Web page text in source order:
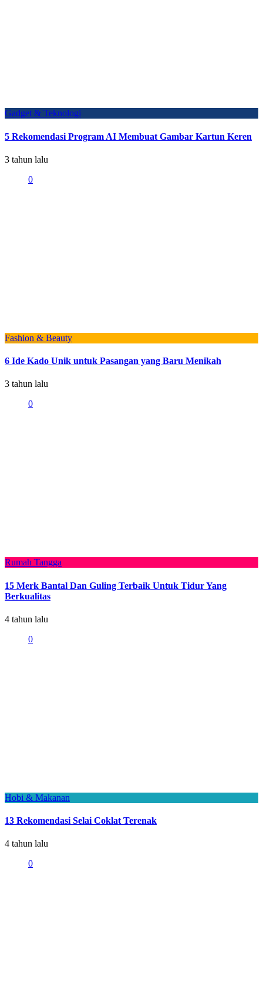
Gadget & Teknologi
5 Rekomendasi Program AI Membuat Gambar Kartun Keren
3 tahun lalu
0
Fashion & Beauty
6 Ide Kado Unik untuk Pasangan yang Baru Menikah
3 tahun lalu
0
Rumah Tangga
15 Merk Bantal Dan Guling Terbaik Untuk Tidur Yang
Berkualitas
4 tahun lalu
0
Hobi & Makanan
13 Rekomendasi Selai Coklat Terenak
4 tahun lalu
0